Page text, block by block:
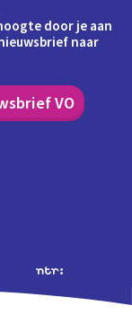
door je aan
naar
VO